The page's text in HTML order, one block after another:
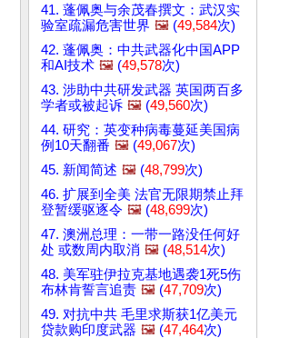
41. 蓬佩奥与余茂春撰文：武汉实
验室疏漏危害世界 🖼️ (49,584次)
42. 蓬佩奥：中共武器化中国APP
和AI技术 🖼️ (49,578次)
43. 涉助中共研发武器 英国两百多
学者或被起诉 🖼️ (49,560次)
44. 研究：英变种病毒蔓延美国病
例10天翻番 🖼️ (49,067次)
45. 新闻简述 🖼️ (48,799次)
46. 扩展到全美 法官无限期禁止拜
登暂缓驱逐令 🖼️ (48,699次)
47. 澳洲总理：一带一路没任何好
处 或数周内取消 🖼️ (48,514次)
48. 美军驻伊拉克基地遇袭1死5伤
布林肯誓言追责 🖼️ (47,709次)
49. 对抗中共 毛里求斯获1亿美元
贷款购印度武器 🖼️ (47,464次)